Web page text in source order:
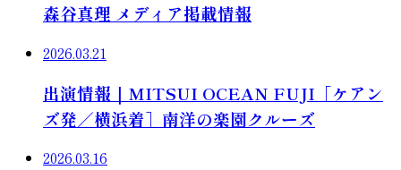
森谷真理 メディア掲載情報
2026.03.21
出演情報｜MITSUI OCEAN FUJI［ケアン
ズ発／横浜着］南洋の楽園クルーズ
2026.03.16